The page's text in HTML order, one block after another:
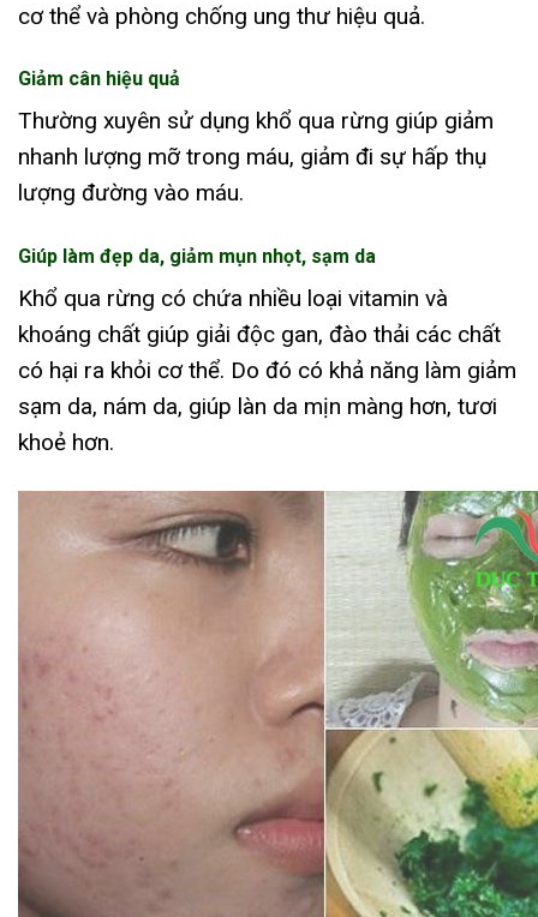
cơ thể và phòng chống ung thư hiệu quả.
Giảm cân hiệu quả
Thường xuyên sử dụng khổ qua rừng giúp giảm
nhanh lượng mỡ trong máu, giảm đi sự hấp thụ
lượng đường vào máu.
Giúp làm đẹp da, giảm mụn nhọt, sạm da
Khổ qua rừng có chứa nhiều loại vitamin và
khoáng chất giúp giải độc gan, đào thải các chất
có hại ra khỏi cơ thể. Do đó có khả năng làm giảm
sạm da, nám da, giúp làn da mịn màng hơn, tươi
khoẻ hơn.